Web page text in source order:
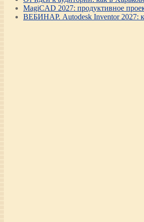
MagiCAD 2027: продуктивное
ВЕБИНАР. Autodesk Inventor 2027: